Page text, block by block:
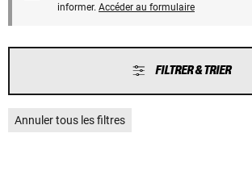
informer. Accéder au formulaire
FILTRER & TRIER
Annuler tous les filtres